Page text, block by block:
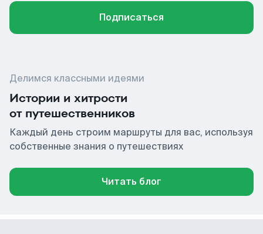
Подписаться
Делимся классными идеями
Истории и хитрости
от путешественников
Каждый день строим маршруты для вас, используя
собственные знания о путешествиях
Читать блог